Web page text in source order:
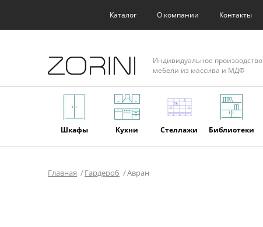
Каталог О компании Контакты
Индивидуальное производство
мебели из массива и МДФ
Шкафы Кухни Стеллажи Библиотеки
Главная Гардероб Авран